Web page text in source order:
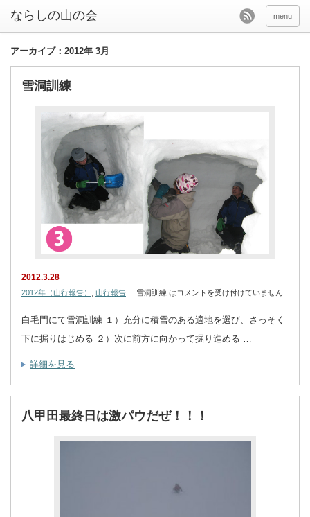
menu
アーカイブ：2012年 3月
雪洞訓練
2012.3.28
2012年（山行報告） , 山行報告 雪洞訓練 はコメントを受け付けていません
白毛門にて雪洞訓練 １）充分に積雪のある適地を選び、さっそく
下に掘りはじめる ２）次に前方に向かって掘り進める …
詳細を見る
八甲田最終日は激パウだぜ！！！